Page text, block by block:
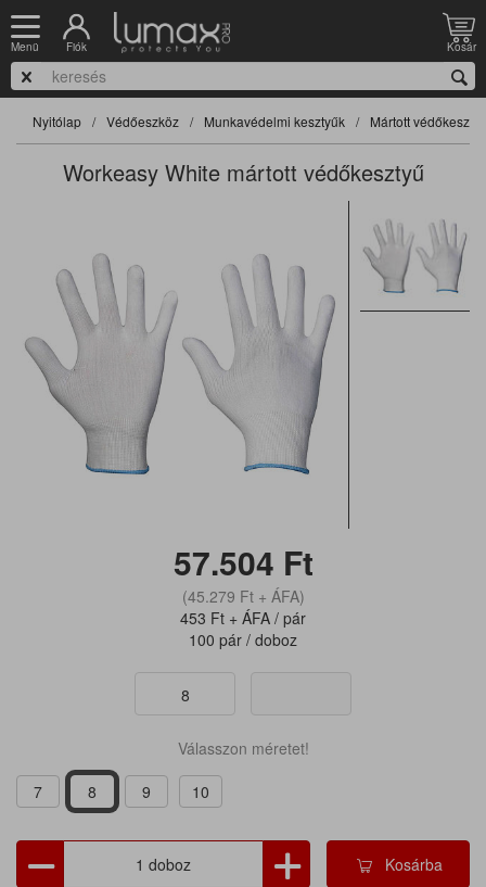
Menü Fiók Kosár
Nyitólap Védőeszköz Munkavédelmi kesztyűk Mártott védőkesztyű
Workeasy White mártott védőkesztyű
57.504 Ft
(45.279 Ft+ ÁFA)
453 Ft + ÁFA / pár
100 pár / doboz
8
Válasszon méretet!
7
8 9 10
Kosárba